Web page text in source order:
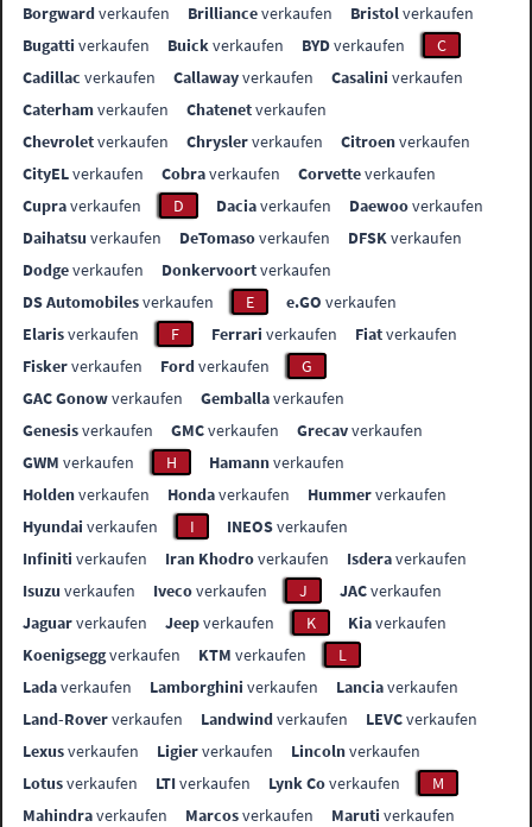
Borgwardverkaufen Brillianceverkaufen Bristolverkaufen
Bugatti verkaufen Buickverkaufen BYDverkaufen
C
Cadillac verkaufen Callawayverkaufen Casalini verkaufen
Caterhamverkaufen Chatenetverkaufen
Chevroletverkaufen Chryslerverkaufen Citroenverkaufen
CityELverkaufen Cobraverkaufen Corvetteverkaufen
Cupraverkaufen D Daciaverkaufen Daewooverkaufen
Daihatsu verkaufen DeTomasoverkaufen DFSKverkaufen
Dodgeverkaufen Donkervoortverkaufen
DS Automobilesverkaufen E e.GO verkaufen
Elarisverkaufen F Ferrari verkaufen Fiatverkaufen
Fiskerverkaufen Fordverkaufen
G
GAC Gonowverkaufen Gemballaverkaufen
Genesisverkaufen GMCverkaufen Grecavverkaufen
GWM verkaufen H Hamannverkaufen
Holdenverkaufen Hondaverkaufen Hummerverkaufen
Hyundai verkaufen I INEOSverkaufen
Infiniti verkaufen Iran Khodroverkaufen Isderaverkaufen
Isuzu verkaufen Ivecoverkaufen J JACverkaufen
Jaguarverkaufen Jeepverkaufen K Kiaverkaufen
Koenigseggverkaufen KTM verkaufen
L
Ladaverkaufen Lamborghini verkaufen Lanciaverkaufen
Land-Roververkaufen Landwindverkaufen LEVCverkaufen
Lexusverkaufen Ligierverkaufen Lincolnverkaufen
Lotusverkaufen LTIverkaufen Lynk Coverkaufen
M
Mahindraverkaufen Marcosverkaufen Maruti verkaufen